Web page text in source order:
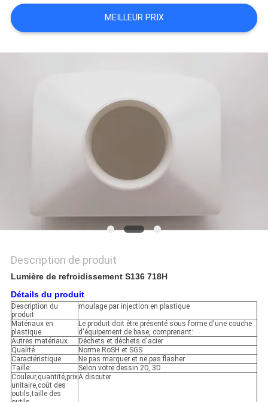
UNE
CITATION
MEILLEUR PRIX
Description de produit
Lumière de refroidissement S136 718H
Détails du produit
Description du
produit
moulage par injection en plastique
Matériaux en
plastique
Le produit doit être présenté sous forme d'une couche
d'équipement de base, comprenant:
Autres matériaux
Déchets et déchets d'acier
Qualité
Norme RoSH et SGS
Caractéristique
Ne pas marquer et ne pas flasher
Taille:
Selon votre dessin 2D, 3D
Couleur,quantité,prix
unitaire,coût des
outils,taille des
À discuter